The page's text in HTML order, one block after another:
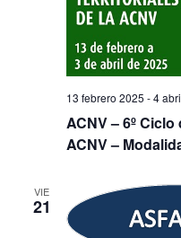
13 febrero 2025 -4
ACNV – 6º
ACNV –
VIE
21